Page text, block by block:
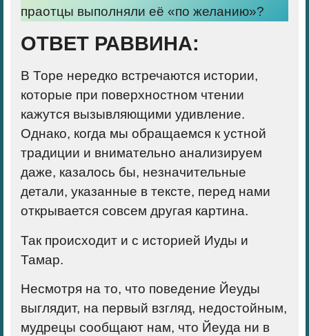
праотцы выполняли её «по желанию»?
ОТВЕТ РАВВИНА:
В Торе нередко встречаются истории,
которые при поверхностном чтении
кажутся вызывляющими удивление.
Однако, когда мы обращаемся к устной
традиции и внимательно анализируем
даже, казалось бы, незначительные
детали, указанные в тексте, перед нами
открывается совсем другая картина.
Так происходит и с историей Иуды и
Тамар.
Несмотря на то, что поведение Йеуды
выглядит, на первый взгляд, недостойным,
мудрецы сообщают нам, что Йеуда ни в